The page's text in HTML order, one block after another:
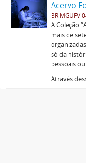
BR MGUFV
A Coleção
mais de
só da
pessoais
Através